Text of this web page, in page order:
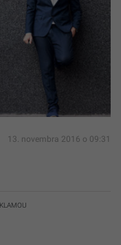
13. novembra 2016 o 09:31